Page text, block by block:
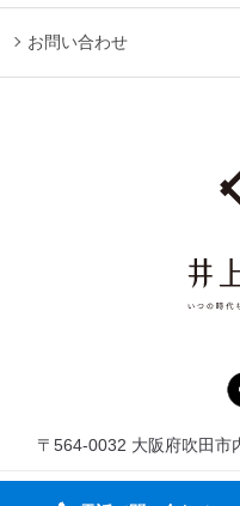
お問い合わせ
〒564-0032 大阪府吹田